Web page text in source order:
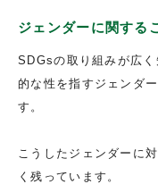
ジェンダーに関する
SDGsの取り組みが広
的な性を指すジェンダ
す。
こうしたジェンダーに
く残っています。